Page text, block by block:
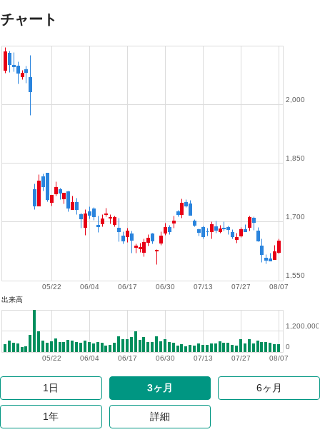
チャート
08/07
07/27
07/13
06/30
06/17
06/04
05/22
1,550
1,700
1,850
2,000
出来高
08/07
07/27
07/13
06/30
06/17
06/04
05/22
0
1,200,000
1日 3ヶ月 6ヶ月
1年 詳細